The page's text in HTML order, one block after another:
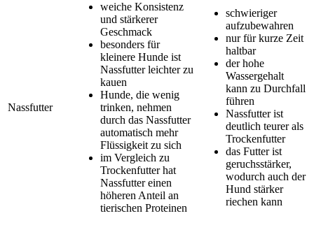
Nassfutter
weiche Konsistenz
und stärkerer
Geschmack
besonders für
kleinere Hunde ist
Nassfutter leichter zu
kauen
Hunde, die wenig
trinken, nehmen
durch das Nassfutter
automatisch mehr
Flüssigkeit zu sich
im Vergleich zu
Trockenfutter hat
Nassfutter einen
höheren Anteil an
tierischen Proteinen
schwieriger
aufzubewahren
nur für kurze Zeit
haltbar
der hohe
Wassergehalt
kann zu Durchfall
führen
Nassfutter ist
deutlich teurer als
Trockenfutter
das Futter ist
geruchsstärker,
wodurch auch der
Hund stärker
riechen kann